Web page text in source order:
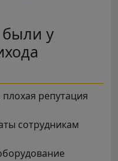
у
репутация
сотрудникам